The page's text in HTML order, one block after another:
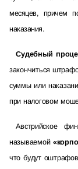
месяцев, причем
наказания.
Судебный
закончиться
суммы или
при налоговом
Австрийское
называемой
что будут